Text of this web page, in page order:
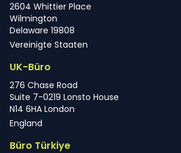
2604 Whittier Place
Wilmington
Delaware 19808
Vereinigte Staaten
UK-Büro
276 Chase Road
Suite 7-0219 Lonsto House
N14 6HA London
England
Büro Türkiye